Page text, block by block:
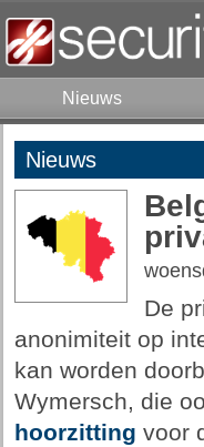
Nieuws
Nieuws
De
anonimiteit op
kan worden
Wymersch, die
hoorzitting voor